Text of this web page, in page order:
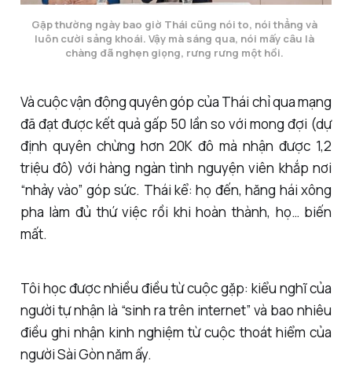
Gặp thường ngày bao giờ Thái cũng nói to, nói thẳng và
luôn cười sảng khoái. Vậy mà sáng qua, nói mấy câu là
chàng đã nghẹn giọng, rưng rưng một hồi.
Và cuộc vận động quyên góp của Thái chỉ qua mạng
đã đạt được kết quả gấp 50 lần so với mong đợi (dự
định quyên chừng hơn 20K đô mà nhận được 1,2
triệu đô) với hàng ngàn tình nguyện viên khắp nơi
“nhảy vào” góp sức. Thái kể: họ đến, hăng hái xông
pha làm đủ thứ việc rồi khi hoàn thành, họ… biến
mất.
Tôi học được nhiều điều từ cuộc gặp: kiểu nghĩ của
người tự nhận là “sinh ra trên internet” và bao nhiêu
điều ghi nhận kinh nghiệm từ cuộc thoát hiểm của
người Sài Gòn năm ấy.